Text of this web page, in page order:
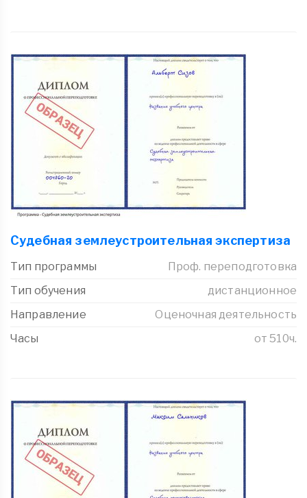
Судебная землеустроительная экспертиза
Тип программы
Проф. переподготовка
Тип обучения
дистанционное
Направление
Оценочная деятельность
Часы
от 510ч.